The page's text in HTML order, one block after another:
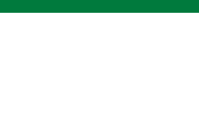
Вы здесь: